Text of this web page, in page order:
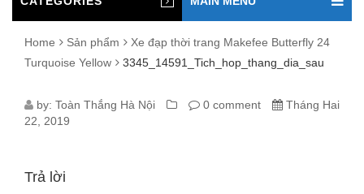
Home Sản phẩm
Xe đạp thời trang Makefee Butterfly 24
Turquoise Yellow
3345_14591_Tich_hop_thang_dia_sau
by: Toàn Thắng Hà Nội 0 comment
Tháng Hai
22, 2019
Trả lời